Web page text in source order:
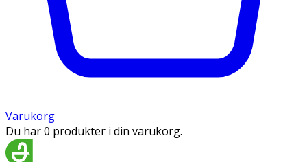
Varukorg
Du har 0 produkter i din varukorg.